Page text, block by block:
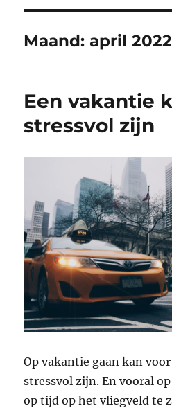
Maand:april 2022
Een vakantie
stressvol zijn
Op vakantie gaan kan
stressvol zijn. En vooral
op tijd op het vliegveld te